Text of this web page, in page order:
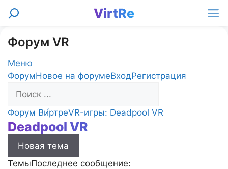
Перейти
VirtRe
Поиск
Форум VR
Меню
Навигация
Форума
ФорумНовое на форумеВходРегистрация
Форум
breadcrumbs
-
Вы
здесь:
Форум Ви́ртреVR-игры: Deadpool VR
Deadpool VR
Новая тема
ТемыПоследнее сообщение: